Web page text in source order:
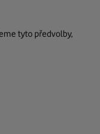
tyto předvolby,